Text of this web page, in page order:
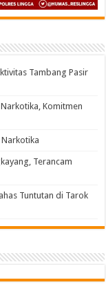
Tambang Pasir
Komitmen
Terancam
Tuntutan di Tarok